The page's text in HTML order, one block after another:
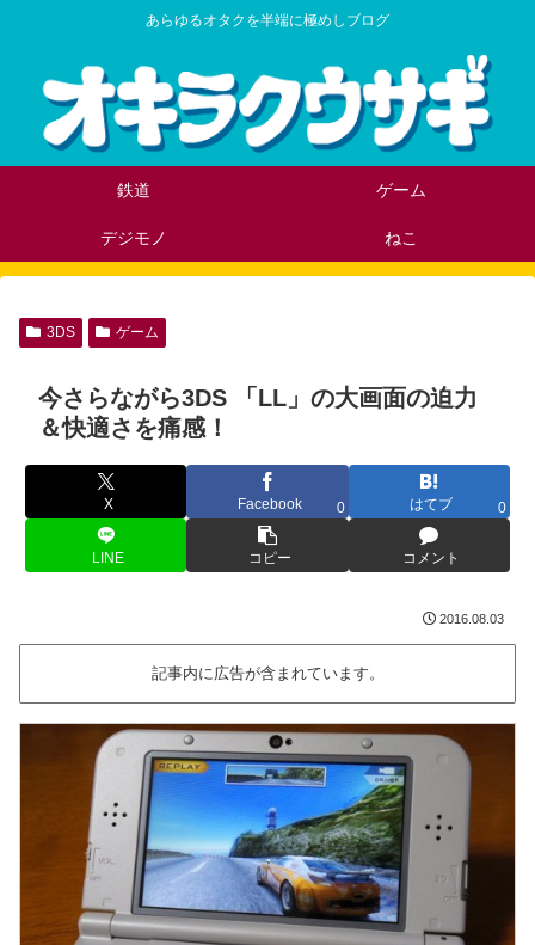
あらゆるオタクを半端に極めしブログ
鉄道 ゲーム
デジモノ ねこ
3DS ゲーム
今さらながら3DS 「LL」の大画面の迫力
＆快適さを痛感！
X Facebook 0 はてブ 0
LINE コピー コメント
2016.08.03
記事内に広告が含まれています。